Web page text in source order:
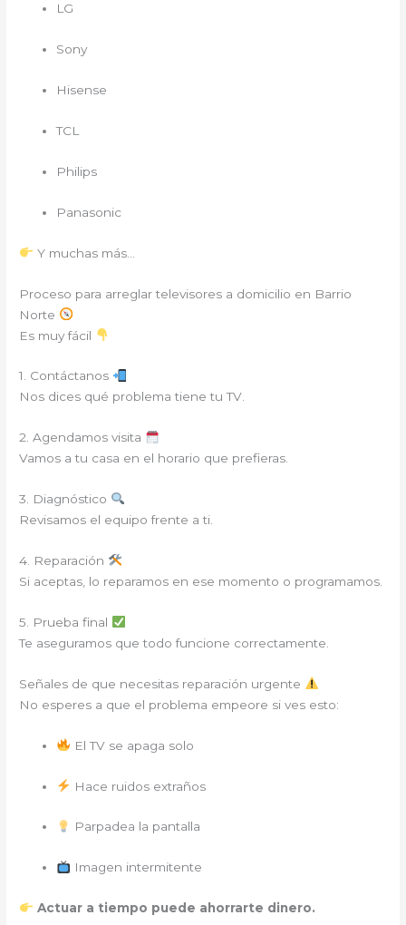
LG
Sony
Hisense
TCL
Philips
Panasonic
Y muchas más…
Proceso para arreglar televisores a domicilio en Barrio
Norte
Es muy fácil
1. Contáctanos
Nos dices qué problema tiene tu TV.
2. Agendamos visita
Vamos a tu casa en el horario que prefieras.
3. Diagnóstico
Revisamos el equipo frente a ti.
4. Reparación
Si aceptas, lo reparamos en ese momento o programamos.
5. Prueba final
Te aseguramos que todo funcione correctamente.
Señales de que necesitas reparación urgente
No esperes a que el problema empeore si ves esto:
El TV se apaga solo
Hace ruidos extraños
Parpadea la pantalla
Imagen intermitente
Actuar a tiempo puede ahorrarte dinero.